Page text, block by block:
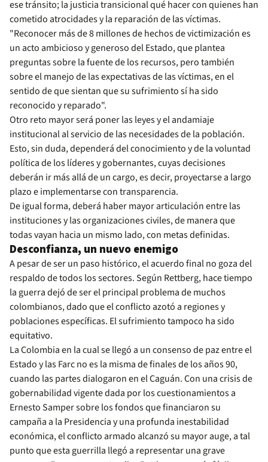
ese tránsito; la justicia transicional qué hacer con quienes han
cometido atrocidades y la reparación de las víctimas.
"Reconocer más de 8 millones de hechos de victimización es
un acto ambicioso y generoso del Estado, que plantea
preguntas sobre la fuente de los recursos, pero también
sobre el manejo de las expectativas de las víctimas, en el
sentido de que sientan que su sufrimiento sí ha sido
reconocido y reparado".
Otro reto mayor será poner las leyes y el andamiaje
institucional al servicio de las necesidades de la población.
Esto, sin duda, dependerá del conocimiento y de la voluntad
política de los líderes y gobernantes, cuyas decisiones
deberán ir más allá de un cargo, es decir, proyectarse a largo
plazo e implementarse con transparencia.
De igual forma, deberá haber mayor articulación entre las
instituciones y las organizaciones civiles, de manera que
todas vayan hacia un mismo lado, con metas definidas.
Desconfianza, un nuevo enemigo
A pesar de ser un paso histórico, el acuerdo final no goza del
respaldo de todos los sectores. Según Rettberg, hace tiempo
la guerra dejó de ser el principal problema de muchos
colombianos, dado que el conflicto azotó a regiones y
poblaciones específicas. El sufrimiento tampoco ha sido
equitativo.
La Colombia en la cual se llegó a un consenso de paz entre el
Estado y las Farc no es la misma de finales de los años 90,
cuando las partes dialogaron en el Caguán. Con una crisis de
gobernabilidad vigente dada por los cuestionamientos a
Ernesto Samper sobre los fondos que financiaron su
campaña a la Presidencia y una profunda inestabilidad
económica, el conflicto armado alcanzó su mayor auge, a tal
punto que esta guerrilla llegó a representar una grave